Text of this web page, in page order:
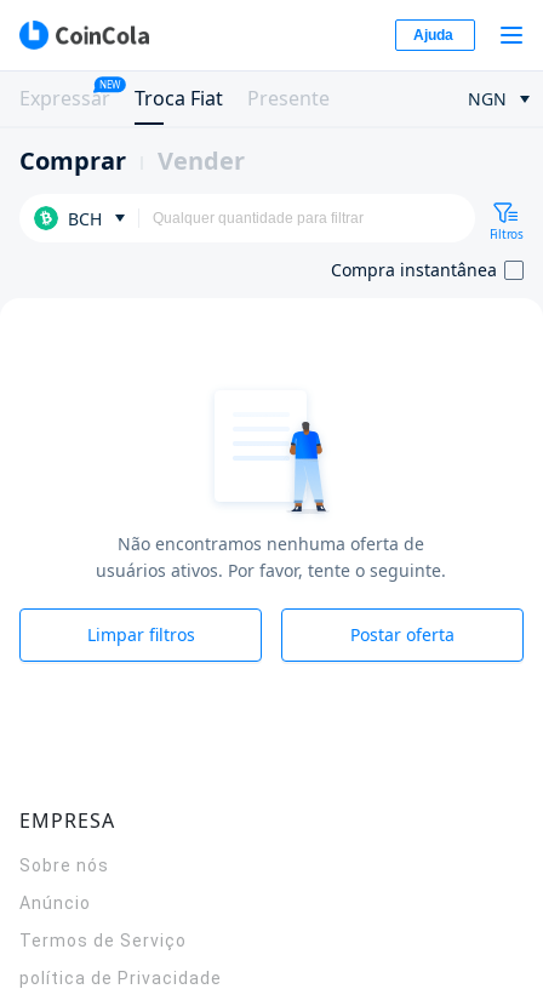
Ajuda
Expressar
NEW
Troca Fiat Presente NGN
Comprar Vender
BCH
Filtros
Compra instantânea
Não encontramos nenhuma oferta de
usuários ativos. Por favor, tente o seguinte.
Limpar filtros Postar oferta
EMPRESA
Sobre nós
Anúncio
Termos de Serviço
política de Privacidade